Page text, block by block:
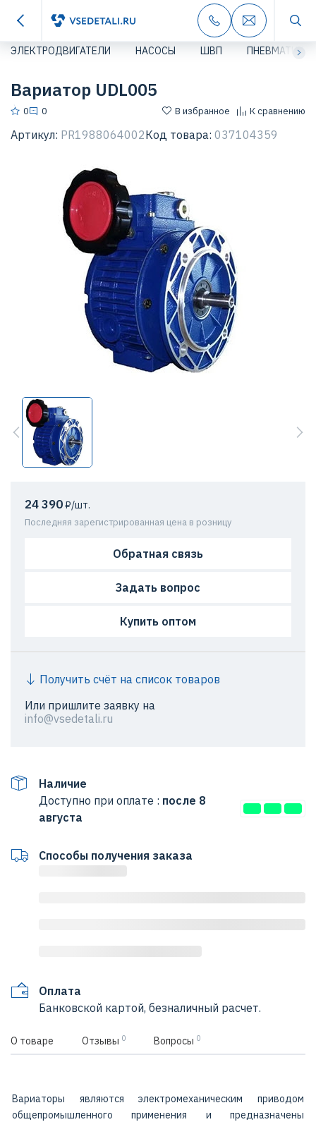
ЭЛЕКТРОДВИГАТЕЛИ НАСОСЫ ШВП ПНЕВМАТИКА
Вариатор UDL005
0 0 В избранное К сравнению
Артикул: PR1988064002Код товара: 037104359
24 390₽/шт.
Последняя зарегистрированная цена в розницу
Обратная связь
Задать вопрос
Купить оптом
Получить счёт на список товаров
Или пришлите заявку на
info@vsedetali.ru
Наличие
Доступно при оплате : после 8
августа
Способы получения заказа
Оплата
Банковской картой, безналичный расчет.
О товаре Отзывы 0 Вопросы 0
Вариаторы являются электромеханическим приводом
общепромышленного применения и предназначены